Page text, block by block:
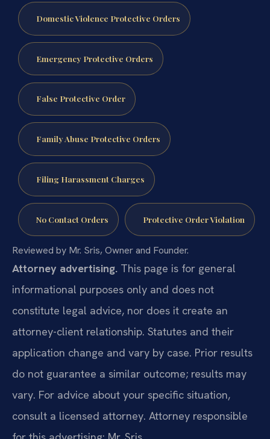
Domestic Violence Protective Orders
Emergency Protective Orders
False Protective Order
Family Abuse Protective Orders
Filing Harassment Charges
No Contact Orders Protective Order Violation
Reviewed by Mr. Sris, Owner and Founder.
Attorney advertising. This page is for general
informational purposes only and does not
constitute legal advice, nor does it create an
attorney-client relationship. Statutes and their
application change and vary by case. Prior results
do not guarantee a similar outcome; results may
vary. For advice about your specific situation,
consult a licensed attorney. Attorney responsible